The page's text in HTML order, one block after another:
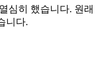
심히 했습니다. 원래
니다.